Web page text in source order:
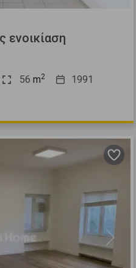
ενοικίαση
56 m2 1991
Next